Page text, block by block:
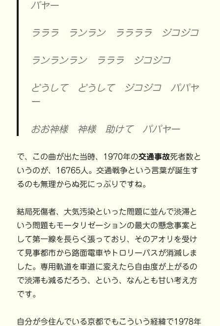
パヤー
ラララ ランラン ララララ ジコジコ
ランランラン ラララ ジコジコ
どうして どうして ジコジコ パパヤ
ー
おお神様 神様 助けて パパヤー
で、この曲が出た当時、1970年の交通事故死者数と
いうのが、16765人。交通戦争という言葉が誕生す
るのも無理からぬ死にっぷりですね。
結局死傷者、大気汚染といった問題に並んで渋滞と
いう問題もモータリゼーションの最大の懸念事案と
して第一線を長らく張っており、そのアオリを受け
て見事都市から路面電車やトロリーバスが消滅しま
した。専用軌道を車道に変えたら自由度が上がるの
で渋滞も減るだろう、という、なんとも甘い考え方
です。
自分が今住んでいる京都でもこういう経緯で1978年